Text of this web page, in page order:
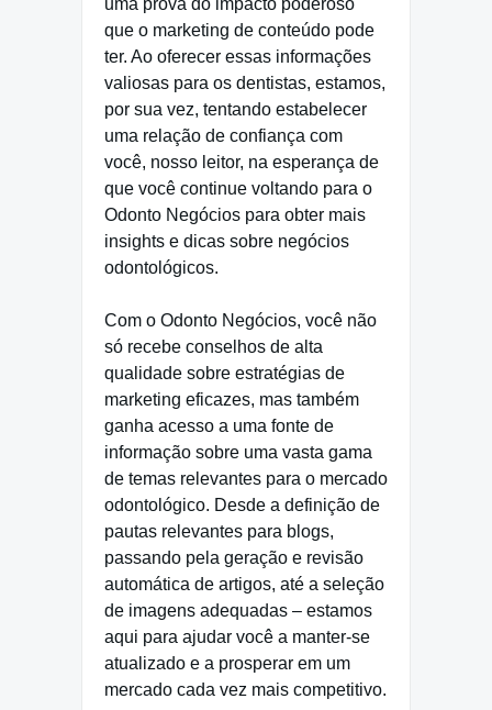
uma prova do impacto poderoso
que o marketing de conteúdo pode
ter. Ao oferecer essas informações
valiosas para os dentistas, estamos,
por sua vez, tentando estabelecer
uma relação de confiança com
você, nosso leitor, na esperança de
que você continue voltando para o
Odonto Negócios para obter mais
insights e dicas sobre negócios
odontológicos.
Com o Odonto Negócios, você não
só recebe conselhos de alta
qualidade sobre estratégias de
marketing eficazes, mas também
ganha acesso a uma fonte de
informação sobre uma vasta gama
de temas relevantes para o mercado
odontológico. Desde a definição de
pautas relevantes para blogs,
passando pela geração e revisão
automática de artigos, até a seleção
de imagens adequadas – estamos
aqui para ajudar você a manter-se
atualizado e a prosperar em um
mercado cada vez mais competitivo.